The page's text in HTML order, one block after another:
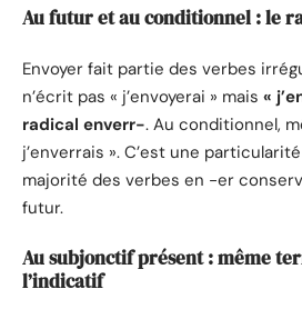
Au futur et au conditionnel : le
Envoyer fait partie des verbes
n’écrit pas « j’envoyerai » mais «
radical enverr-. Au conditionnel,
j’enverrais ». C’est une
majorité des verbes en -er
futur.
Au subjonctif présent : même
l’indicatif